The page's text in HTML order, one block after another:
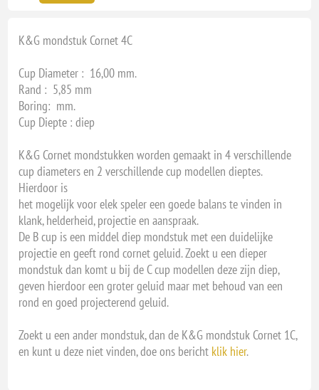
K&G mondstuk Cornet 4C
Cup Diameter : 16,00 mm.
Rand : 5,85 mm
Boring: mm.
Cup Diepte : diep
K&G Cornet mondstukken worden gemaakt in 4 verschillende
cup diameters en 2 verschillende cup modellen dieptes.
Hierdoor is
het mogelijk voor elek speler een goede balans te vinden in
klank, helderheid, projectie en aanspraak.
De B cup is een middel diep mondstuk met een duidelijke
projectie en geeft rond cornet geluid. Zoekt u een dieper
mondstuk dan komt u bij de C cup modellen deze zijn diep,
geven hierdoor een groter geluid maar met behoud van een
rond en goed projecterend geluid.
Zoekt u een ander mondstuk, dan de K&G mondstuk Cornet 1C,
en kunt u deze niet vinden, doe ons bericht klik hier.